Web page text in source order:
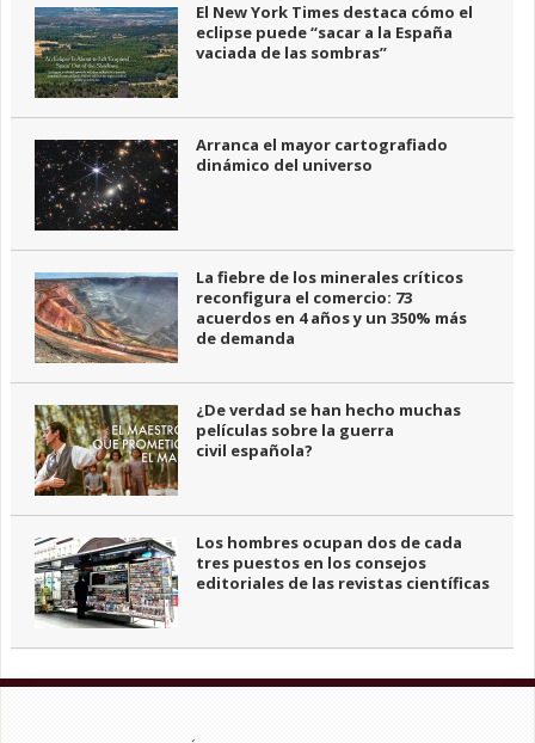
El New York Times destaca cómo el
eclipse puede “sacar a la España
vaciada de las sombras”
Arranca el mayor cartografiado
dinámico del universo
La fiebre de los minerales críticos
reconfigura el comercio: 73
acuerdos en 4 años y un 350% más
de demanda
¿De verdad se han hecho muchas
películas sobre la guerra
civil española?
Los hombres ocupan dos de cada
tres puestos en los consejos
editoriales de las revistas científicas